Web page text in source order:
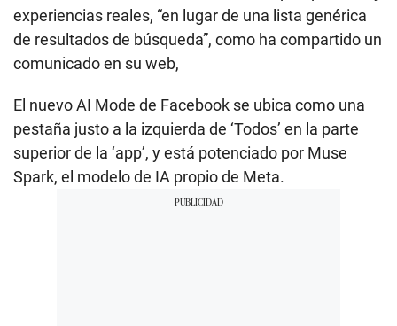
experiencias reales, “en lugar de una lista genérica
de resultados de búsqueda”, como ha compartido un
comunicado en su web,
El nuevo AI Mode de Facebook se ubica como una
pestaña justo a la izquierda de ‘Todos’ en la parte
superior de la ‘app’, y está potenciado por Muse
Spark, el modelo de IA propio de Meta.